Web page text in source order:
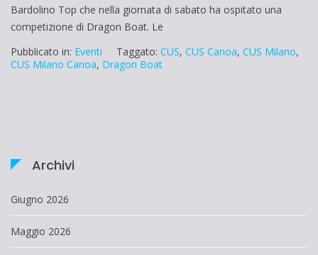
Bardolino Top che nella giornata di sabato ha ospitato una
competizione di Dragon Boat. Le
Pubblicato in: Eventi Taggato: CUS, CUS Canoa, CUS Milano,
CUS Milano Canoa, Dragon Boat
Archivi
Giugno 2026
Maggio 2026